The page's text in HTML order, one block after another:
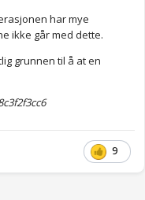
har mye
ikke går med dette.
grunnen til å at en
9